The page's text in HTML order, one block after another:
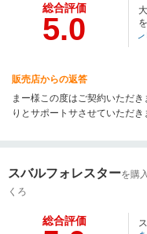
総合評価
5.0
販売店からの返答
まー様この度はご契約いただ
りとサポートサさせていただ
スバルフォレスターを購
くろ
総合評価